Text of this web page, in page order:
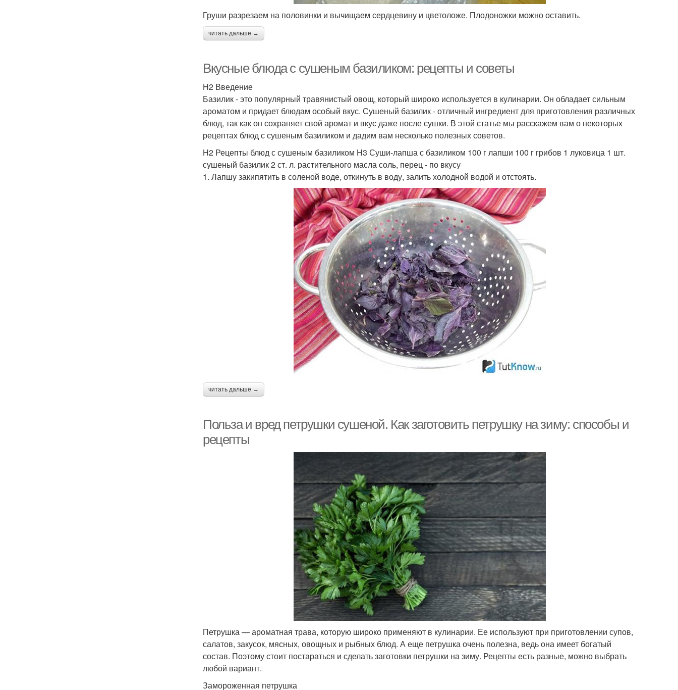
Груши разрезаем на половинки и вычищаем сердцевину и цветоложе. Плодоножки можно оставить.
читать дальше →
Вкусные блюда с сушеным базиликом: рецепты и советы
H2 Введение
Базилик - это популярный травянистый овощ, который широко используется в кулинарии. Он обладает сильным
ароматом и придает блюдам особый вкус. Сушеный базилик - отличный ингредиент для приготовления различных
блюд, так как он сохраняет свой аромат и вкус даже после сушки. В этой статье мы расскажем вам о некоторых
рецептах блюд с сушеным базиликом и дадим вам несколько полезных советов.
H2 Рецепты блюд с сушеным базиликом H3 Суши-лапша с базиликом 100 г лапши 100 г грибов 1 луковица 1 шт.
сушеный базилик 2 ст. л. растительного масла соль, перец - по вкусу
1. Лапшу закипятить в соленой воде, откинуть в воду, залить холодной водой и отстоять.
читать дальше →
Польза и вред петрушки сушеной. Как заготовить петрушку на зиму: способы и
рецепты
Петрушка — ароматная трава, которую широко применяют в кулинарии. Ее используют при приготовлении супов,
салатов, закусок, мясных, овощных и рыбных блюд. А еще петрушка очень полезна, ведь она имеет богатый
состав. Поэтому стоит постараться и сделать заготовки петрушки на зиму. Рецепты есть разные, можно выбрать
любой вариант.
Замороженная петрушка